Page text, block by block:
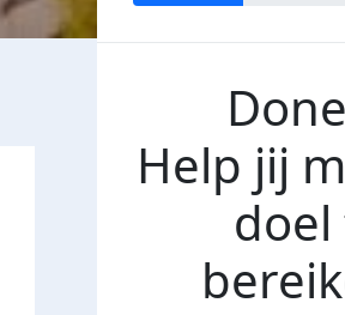
Help jij
doel